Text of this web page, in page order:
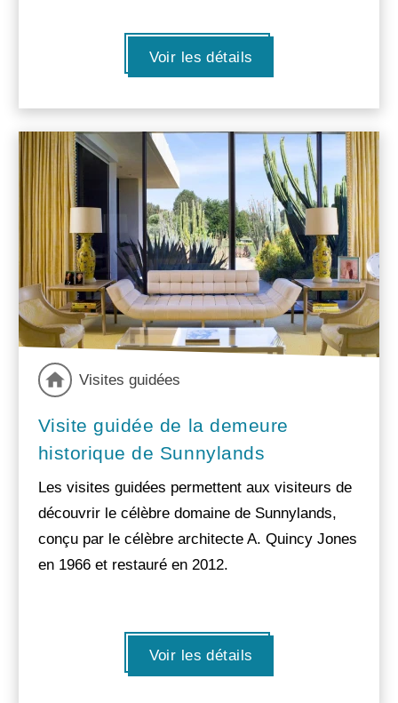
Voir les détails
Visites guidées
Visite guidée de la demeure
historique de Sunnylands
Les visites guidées permettent aux visiteurs de
découvrir le célèbre domaine de Sunnylands,
conçu par le célèbre architecte A. Quincy Jones
en 1966 et restauré en 2012.
Voir les détails